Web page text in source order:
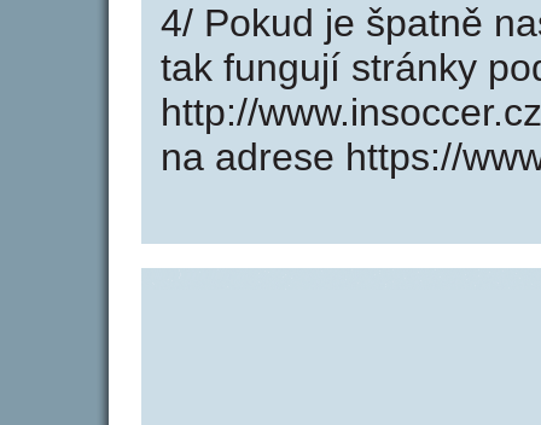
4/ Pokud je špatně
tak fungují stránky
http://
na adrese https://